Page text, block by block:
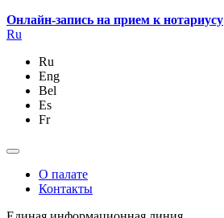
Онлайн-запись на прием к нотариусу
Ru
Ru
Eng
Bel
Es
Fr
О палате
Контакты